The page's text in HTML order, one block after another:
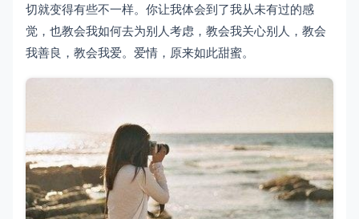
切就变得有些不一样。你让我体会到了我从未有过的感
觉，也教会我如何去为别人考虑，教会我关心别人，教会
我善良，教会我爱。爱情，原来如此甜蜜。